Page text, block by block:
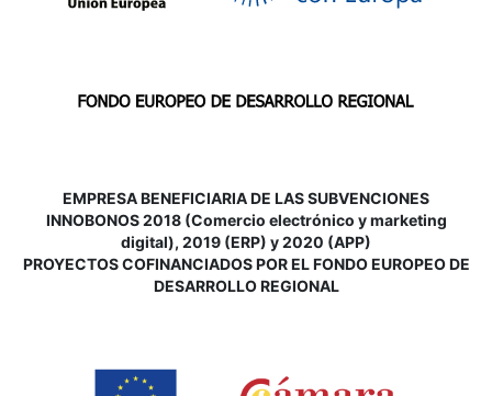
EMPRESA BENEFICIARIA DE LAS SUBVENCIONES
INNOBONOS 2018 (Comercio electrónico y marketing
digital), 2019 (ERP) y 2020 (APP)
PROYECTOS COFINANCIADOS POR EL FONDO EUROPEO DE
DESARROLLO REGIONAL